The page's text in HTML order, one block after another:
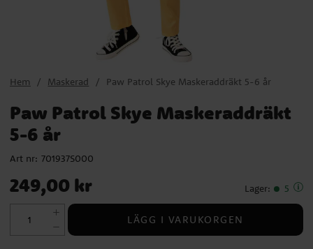
Hem Maskerad Paw Patrol Skye Maskeraddräkt 5-6 år
Paw Patrol Skye Maskeraddräkt
5-6 år
Art nr: 701937S000
Pris:249,00 kr
249,00 kr Lager: 5
LÄGG I VARUKORGEN